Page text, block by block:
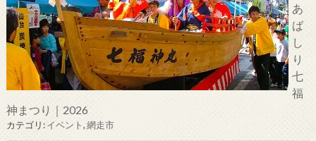
あ
ば
し
り
七
福
神まつり｜2026
カテゴリ:イベント,網走市